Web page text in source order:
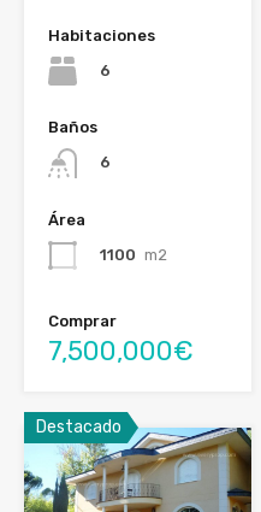
Habitaciones
6
Baños
6
Área
1100 m2
Comprar
7,500,000€
Destacado